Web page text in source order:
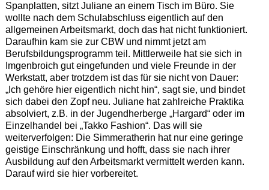
Spanplatten, sitzt Juliane an einem Tisch im Büro. Sie
wollte nach dem Schulabschluss eigentlich auf den
allgemeinen Arbeitsmarkt, doch das hat nicht funktioniert.
Daraufhin kam sie zur CBW und nimmt jetzt am
Berufsbildungsprogramm teil. Mittlerweile hat sie sich in
Imgenbroich gut eingefunden und viele Freunde in der
Werkstatt, aber trotzdem ist das für sie nicht von Dauer:
„Ich gehöre hier eigentlich nicht hin“, sagt sie, und bindet
sich dabei den Zopf neu. Juliane hat zahlreiche Praktika
absolviert, z.B. in der Jugendherberge „Hargard“ oder im
Einzelhandel bei „Takko Fashion“. Das will sie
weiterverfolgen: Die Simmeratherin hat nur eine geringe
geistige Einschränkung und hofft, dass sie nach ihrer
Ausbildung auf den Arbeitsmarkt vermittelt werden kann.
Darauf wird sie hier vorbereitet.